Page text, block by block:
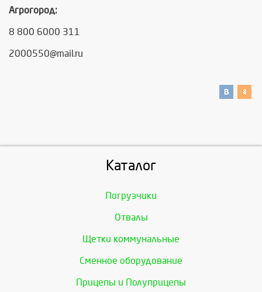
Агрогород:
8 800 6000 311
2000550@mail.ru
Каталог
Погрузчики
Отвалы
Щетки коммунальные
Сменное оборудование
Прицепы и Полуприцепы